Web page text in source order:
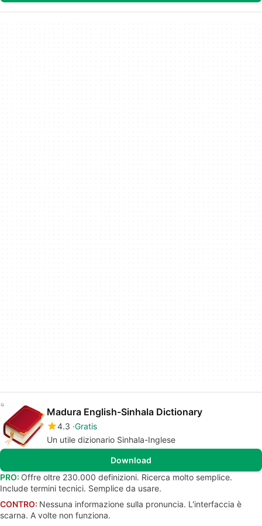
Madura English-Sinhala Dictionary
4.3 Gratis
Un utile dizionario Sinhala-Inglese
Download
PRO: Offre oltre 230.000 definizioni. Ricerca molto semplice.
Include termini tecnici. Semplice da usare.
CONTRO: Nessuna informazione sulla pronuncia. L'interfaccia è
scarna. A volte non funziona.